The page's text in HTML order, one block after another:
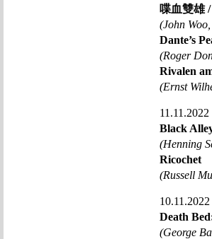
喋血雙雄
(John
Dante’s
(Roger
Rivalen
(Ernst
11.11.2022
Black
(Henning
Ricochet
(Russell
10.11.2022
Death
(George